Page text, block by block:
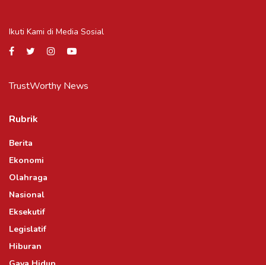
Ikuti Kami di Media Sosial
TrustWorthy News
Rubrik
Berita
Ekonomi
Olahraga
Nasional
Eksekutif
Legislatif
Hiburan